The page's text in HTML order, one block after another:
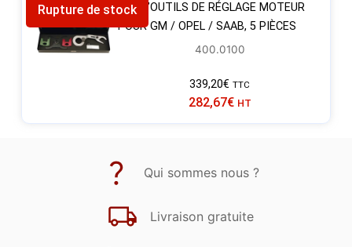
Rupture de stockJEU D’OUTILS DE RÉGLAGE MOTEUR
POUR GM / OPEL / SAAB, 5 PIÈCES
400.0100
339,20€ TTC
282,67€ HT
Qui sommes nous ?
Livraison gratuite